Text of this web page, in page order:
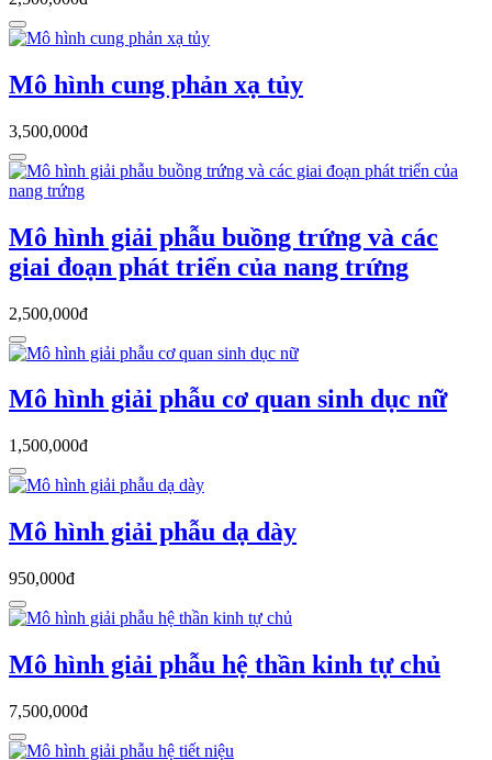
Mô hình cung phản xạ tủy
3,500,000đ
Mô hình giải phẫu buồng trứng và các
giai đoạn phát triển của nang trứng
2,500,000đ
Mô hình giải phẫu cơ quan sinh dục nữ
1,500,000đ
Mô hình giải phẫu dạ dày
950,000đ
Mô hình giải phẫu hệ thần kinh tự chủ
7,500,000đ